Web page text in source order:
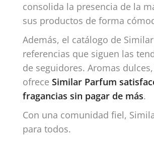
consolida la presencia de la
sus productos de forma
Además, el catálogo de
referencias que siguen las
de seguidores. Aromas
ofrece Similar Parfum
fragancias sin pagar de más.
Con una comunidad fiel,
para todos.